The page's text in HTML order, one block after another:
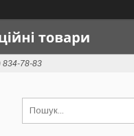
834-78-83